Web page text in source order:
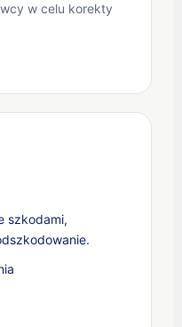
w celu korekty
szkodami,